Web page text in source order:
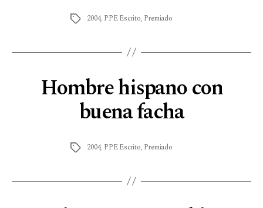
2004, PPE Escrito, Premiado
Hombre hispano con
buena facha
2004, PPE Escrito, Premiado